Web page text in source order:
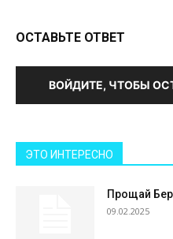
ОСТАВЬТЕ ОТВЕТ
ВОЙДИТЕ, ЧТОБЫ
ЭТО ИНТЕРЕСНО
Прощай
09.02.2025